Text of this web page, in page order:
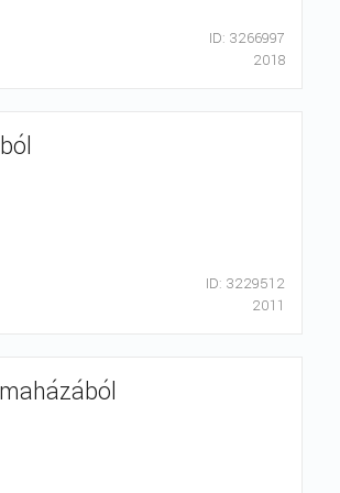
ID: 3266997
2018
ID: 3229512
2011